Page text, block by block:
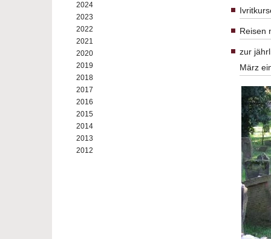
2024
2023
2022
2021
2020
2019
2018
2017
2016
2015
2014
2013
2012
Reisen
zur
März